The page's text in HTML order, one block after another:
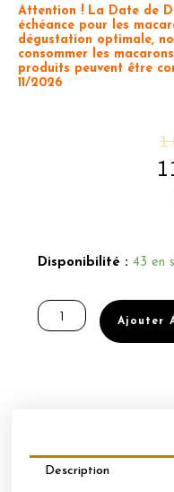
Attention ! La Date de
échéance pour les
dégustation optimale,
consommer les
produits peuvent être
11/2026
Disponibilité : 43 en
de
-
BOÎTE
–
Ajouter
Description